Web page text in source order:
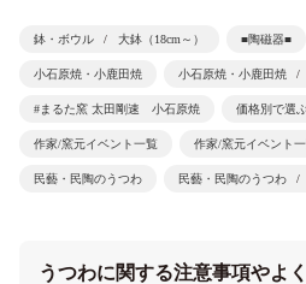
鉢・ボウル 大鉢（18cm～） ■陶磁器■
小石原焼・小鹿田焼 小石原焼・小鹿田焼
#まるた窯 太田剛速 小石原焼 価格別で選
作家/窯元イベント一覧 作家/窯元イベント
民藝・民陶のうつわ 民藝・民陶のうつわ
うつわに関する注意事項やよ